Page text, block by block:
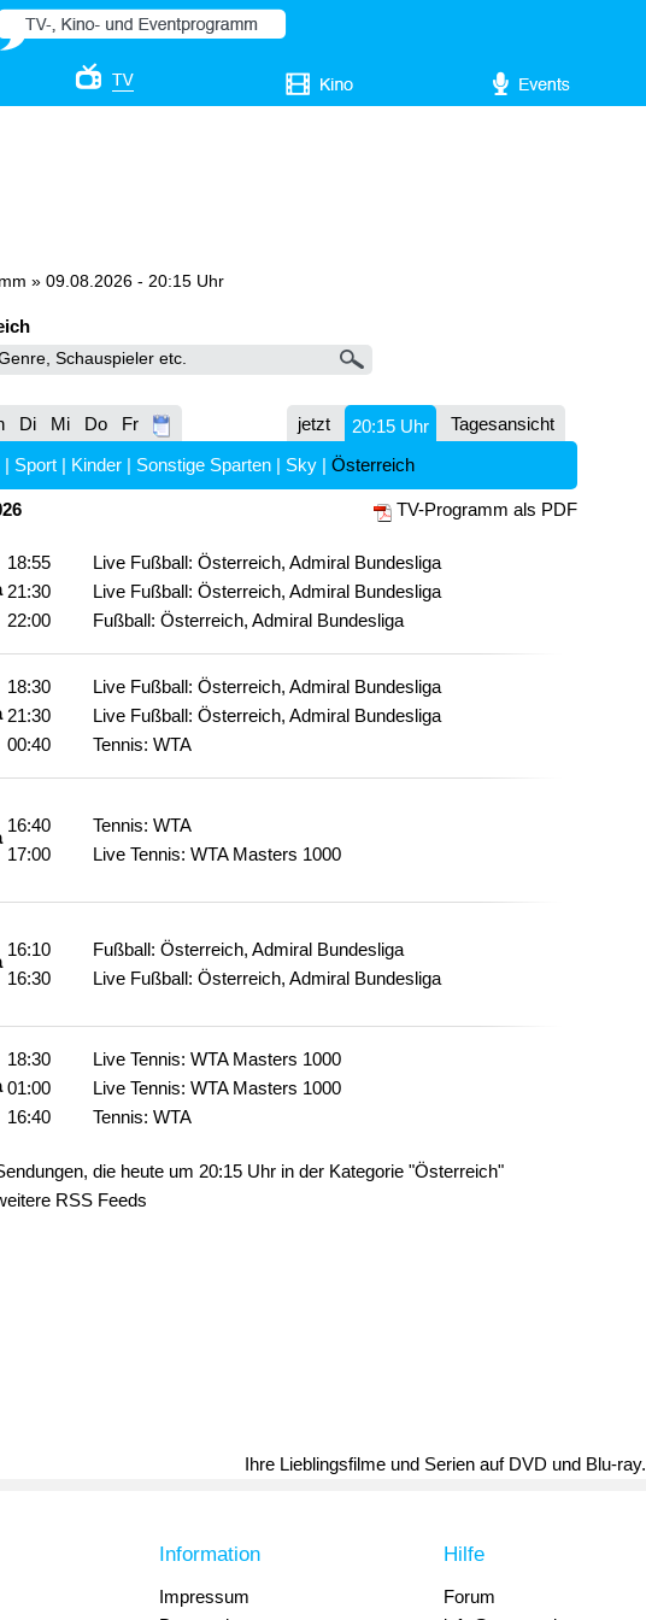
» 09.08.2026 - 20:15 Uhr
Di Mi Do Fr jetzt 20:15 Uhr
Tagesansicht
| Sport | Kinder | Sonstige Sparten | Sky | Österreich
TV-Programm als PDF
18:55
Live Fußball: Österreich, Admiral Bundesliga
21:30
Live Fußball: Österreich, Admiral Bundesliga
22:00
Fußball: Österreich, Admiral Bundesliga
18:30
Live Fußball: Österreich, Admiral Bundesliga
21:30
Live Fußball: Österreich, Admiral Bundesliga
00:40
Tennis: WTA
16:40
Tennis: WTA
17:00
Live Tennis: WTA Masters 1000
16:10
Fußball: Österreich, Admiral Bundesliga
16:30
Live Fußball: Österreich, Admiral Bundesliga
18:30
Live Tennis: WTA Masters 1000
01:00
Live Tennis: WTA Masters 1000
16:40
Tennis: WTA
die heute um 20:15 Uhr in der Kategorie "Österreich"
RSS Feeds
Ihre Lieblingsfilme und Serien auf DVD und Blu-ray.
Information
Impressum
Hilfe
Forum